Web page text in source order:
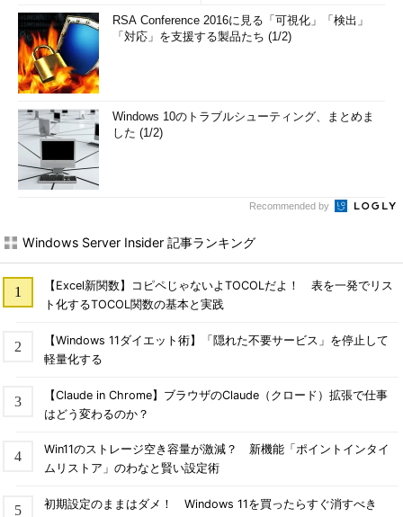
RSA Conference 2016に見る「可視化」「検出」
「対応」を支援する製品たち (1/2)
Windows 10のトラブルシューティング、まとめま
した (1/2)
Recommended by
Windows Server Insider 記事ランキング
【Excel新関数】コピペじゃないよTOCOLだよ！ 表を一発でリス
ト化するTOCOL関数の基本と実践
【Windows 11ダイエット術】「隠れた不要サービス」を停止して
軽量化する
【Claude in Chrome】ブラウザのClaude（クロード）拡張で仕事
はどう変わるのか？
Win11のストレージ空き容量が激減？ 新機能「ポイントインタイ
ムリストア」のわなと賢い設定術
初期設定のままはダメ！ Windows 11を買ったらすぐ消すべき